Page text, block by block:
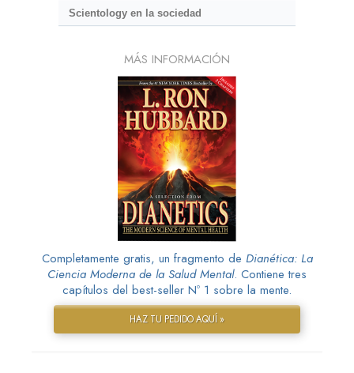
Scientology en la sociedad
MÁS INFORMACIÓN
Completamente gratis, un fragmento de Dianética: La
Ciencia Moderna de la Salud Mental. Contiene tres
capítulos del best-seller Nº 1 sobre la mente.
HAZ TU PEDIDO AQUÍ »